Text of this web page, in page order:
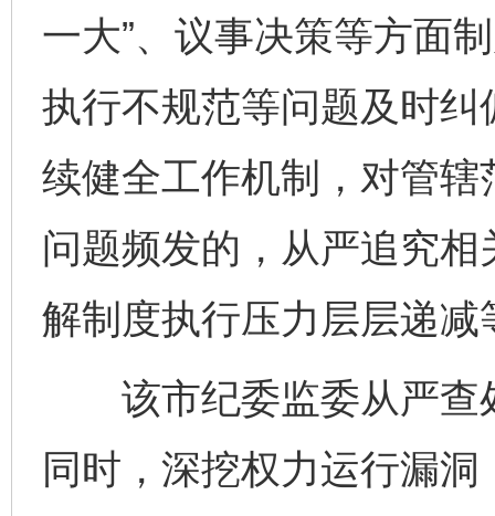
一大”、议事决策等方面
执行不规范等问题及时
续健全工作机制，对管
问题频发的，从严追究
解制度执行压力层层递减
该市纪委监委从严查
同时，深挖权力运行漏